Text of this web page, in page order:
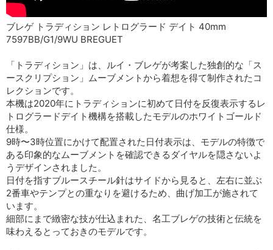
ブレゲ トラディション レトログラード デイト 40mm
7597BB/G1/9WU BREGUET
「トラディション」は、ルイ・ブレゲが考案した独創的な「ス
ースクリプション」ムーブメントから着想を得て制作されたコ
レクションです。
本機は2020年にトラディションに初めて日付を反復表示するレ
トログラードデイト機構を搭載したモデルのホワイトゴールド
仕様。
9時〜3時位置にかけて配置された日付表示は、モデルの特徴で
ある印象的なムーブメントを確認できるダイヤルを隠さないよ
うデザインされました。
日付を指すブルースチール針はサイドから見ると、左右に並ぶ
2番車やテンプとの重なりを避けるため、曲げ加工が施されて
います。
細部にまで緻密な技が仕込まれた、名工ブレゲの技術と伝統を
味わえるとっておきのモデルです。